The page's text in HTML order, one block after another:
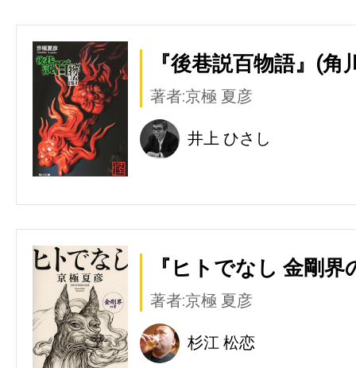
『後巷説百物語』(角
著者:京極 夏彦
井上 ひさし
『ヒトでなし 金剛
著者:京極 夏彦
杉江 松恋